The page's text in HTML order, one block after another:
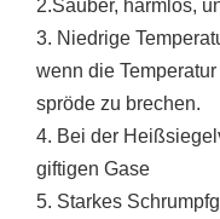
2.Sauber, harmlos,
3. Niedrige
wenn die
spröde zu brechen.
4. Bei der
giftigen Gase
5. Starkes